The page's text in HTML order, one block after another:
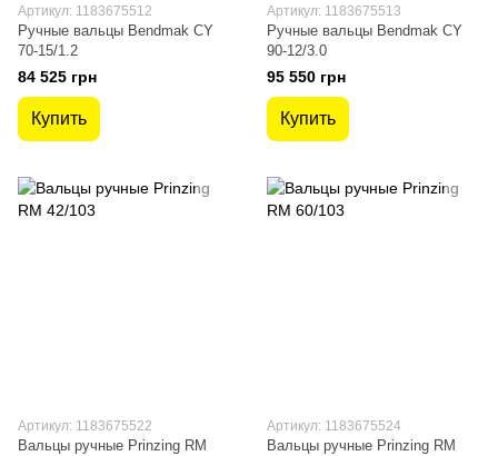
Артикул: 1183675512
Ручные вальцы Bendmak CY
70-15/1.2
84 525 грн
Купить
Артикул: 1183675513
Ручные вальцы Bendmak CY
90-12/3.0
95 550 грн
Купить
Артикул: 1183675522
Вальцы ручные Prinzing RM
Артикул: 1183675524
Вальцы ручные Prinzing RM